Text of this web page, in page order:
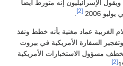
ونحو 300 جريح في يوليو 1994 ويقول الإسرائيليون إنه متورط ايضا
2006
[2]
الغربية عماد مغنية بأنه خطط ونفذ
السفارة الأمريكية في بيروت
مسؤول الاستخبارات الأمريكية
[2]